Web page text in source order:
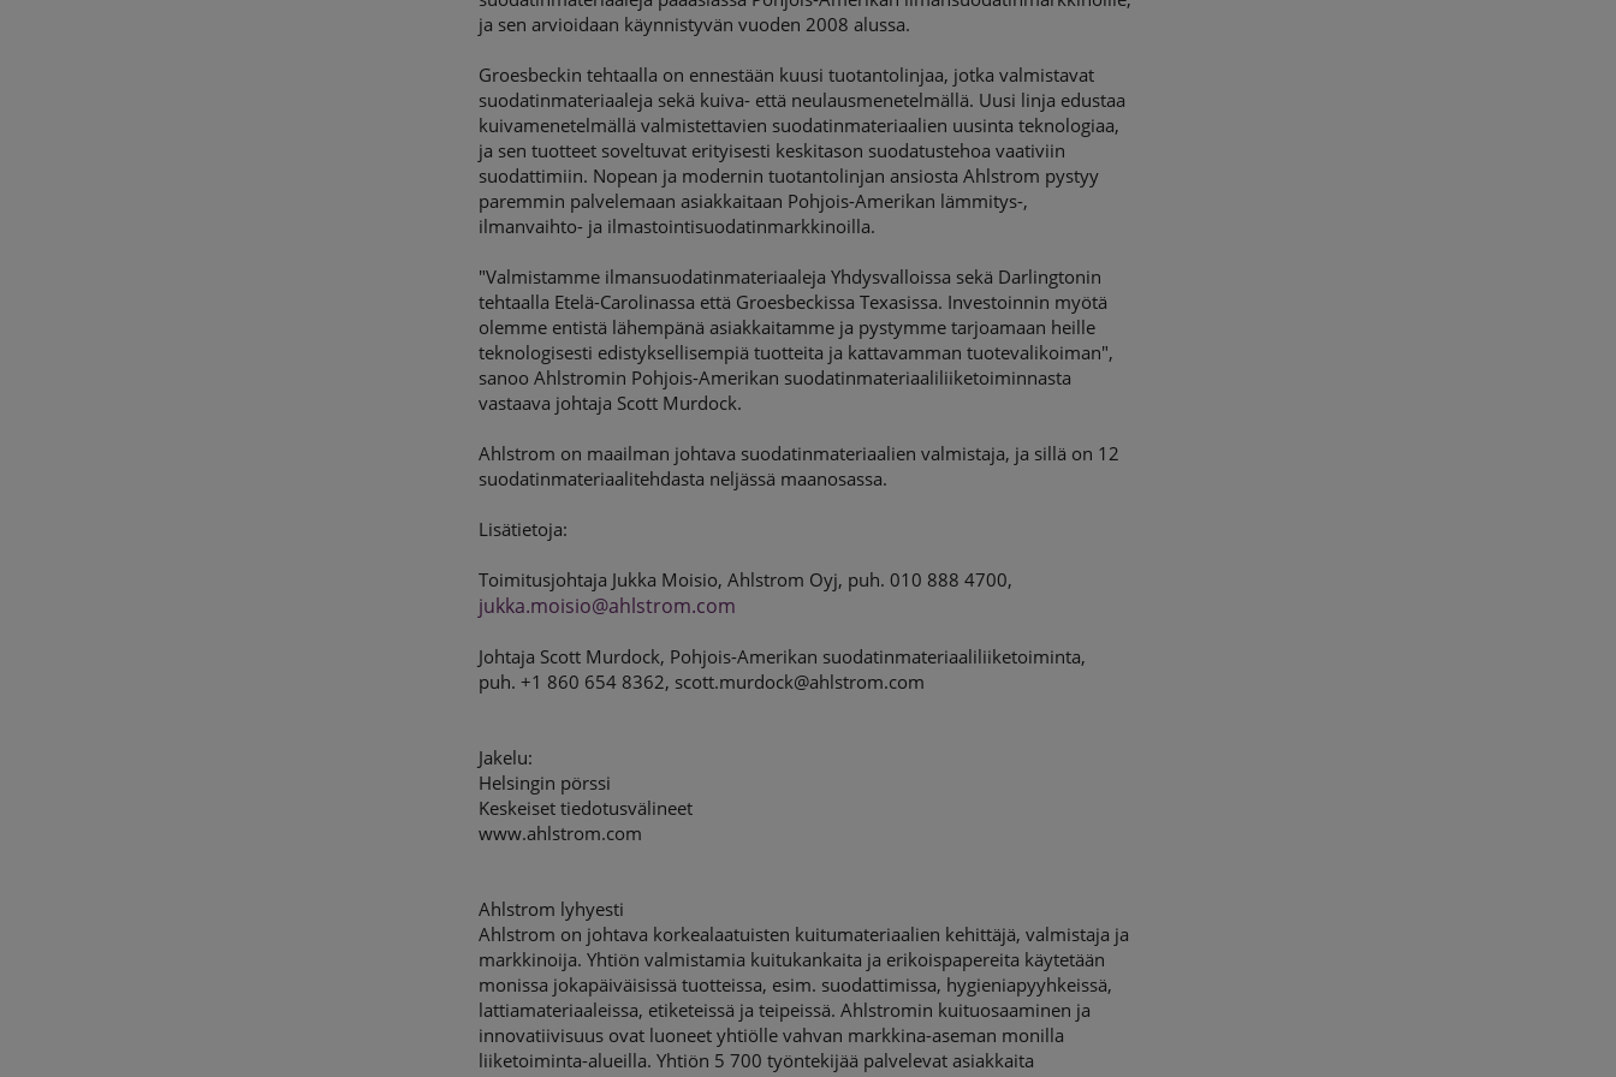
ja sen arvioidaan käynnistyvän vuoden 2008 alussa.
Groesbeckin tehtaalla on ennestään kuusi tuotantolinjaa, jotka valmistavat
suodatinmateriaaleja sekä kuiva- että neulausmenetelmällä. Uusi linja edustaa
kuivamenetelmällä valmistettavien suodatinmateriaalien uusinta teknologiaa,
ja sen tuotteet soveltuvat erityisesti keskitason suodatustehoa vaativiin
suodattimiin. Nopean ja modernin tuotantolinjan ansiosta Ahlstrom pystyy
paremmin palvelemaan asiakkaitaan Pohjois-Amerikan lämmitys-,
ilmanvaihto- ja ilmastointisuodatinmarkkinoilla.
"Valmistamme ilmansuodatinmateriaaleja Yhdysvalloissa sekä Darlingtonin
tehtaalla Etelä-Carolinassa että Groesbeckissa Texasissa. Investoinnin myötä
olemme entistä lähempänä asiakkaitamme ja pystymme tarjoamaan heille
teknologisesti edistyksellisempiä tuotteita ja kattavamman tuotevalikoiman",
sanoo Ahlstromin Pohjois-Amerikan suodatinmateriaaliliiketoiminnasta
vastaava johtaja Scott Murdock.
Ahlstrom on maailman johtava suodatinmateriaalien valmistaja, ja sillä on 12
suodatinmateriaalitehdasta neljässä maanosassa.
Lisätietoja:
Toimitusjohtaja Jukka Moisio, Ahlstrom Oyj, puh. 010 888 4700,
jukka.moisio@ahlstrom.com
Johtaja Scott Murdock, Pohjois-Amerikan suodatinmateriaaliliiketoiminta,
puh. +1 860 654 8362, scott.murdock@ahlstrom.com
Jakelu:
Helsingin pörssi
Keskeiset tiedotusvälineet
www.ahlstrom.com
Ahlstrom lyhyesti
Ahlstrom on johtava korkealaatuisten kuitumateriaalien kehittäjä, valmistaja ja
markkinoija. Yhtiön valmistamia kuitukankaita ja erikoispapereita käytetään
monissa jokapäiväisissä tuotteissa, esim. suodattimissa, hygieniapyyhkeissä,
lattiamateriaaleissa, etiketeissä ja teipeissä. Ahlstromin kuituosaaminen ja
innovatiivisuus ovat luoneet yhtiölle vahvan markkina-aseman monilla
liiketoiminta-alueilla. Yhtiön 5 700 työntekijää palvelevat asiakkaita